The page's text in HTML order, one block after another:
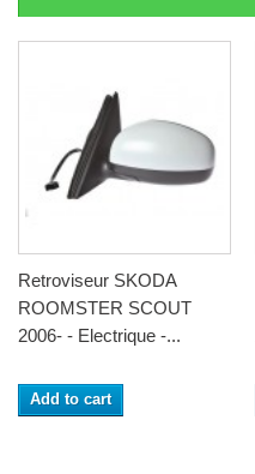
Retroviseur SKODA
ROOMSTER SCOUT
2006- - Electrique -...
Add to cart